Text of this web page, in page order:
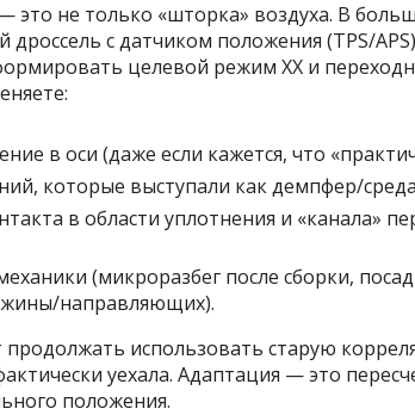
это не только «шторка» воздуха. В
с датчиком положения (TPS/
целевой режим ХХ и
в оси (даже если кажется, что
которые выступали как демпфер/
в области уплотнения и «канала»
(микроразбег после сборки,
направляющих).
использовать старую
уехала. Адаптация — это
положения.